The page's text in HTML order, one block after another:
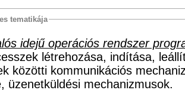
tematikája
idejű operációs rendszer
létrehozása, indítása,
közötti kommunikációs
üzenetküldési mechanizmusok.